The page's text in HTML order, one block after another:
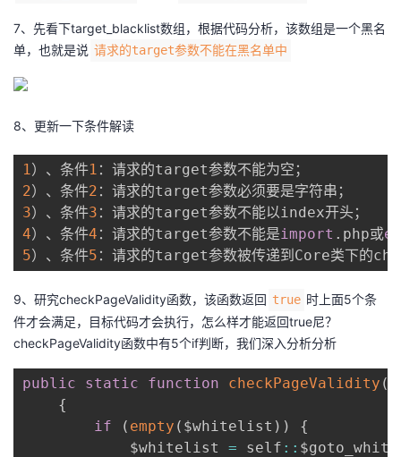
7、先看下target_blacklist数组，根据代码分析，该数组是一个黑名
单，也就是说 请求的target参数不能在黑名单中
8、更新一下条件解读
1）、条件1
2）、条件2
3）、条件3
4）、条件4 ：请求的target参数不能是import . php或
5）、条件5 ：请求的target参数被传递到Core类下的
9、研究checkPageValidity函数，该函数返回 true 时上面5个条
件才会满足，目标代码才会执行，怎么样才能返回true尼？
checkPageValidity函数中有5个if判断，我们深入分析分析
public static function checkPageValidity (
{
if
( empty ( $whitelist ) )
{
            $whitelist
= self : :